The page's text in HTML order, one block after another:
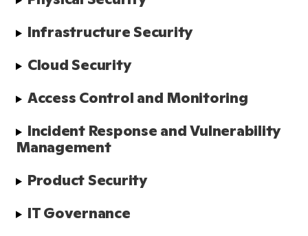
Infrastructure Security
Cloud Security
Access Control and Monitoring
Incident Response and Vulnerability
Management
Product Security
IT Governance